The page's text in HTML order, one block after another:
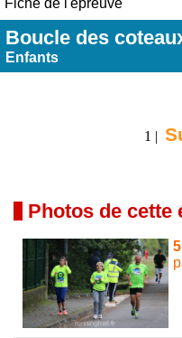
Fiche de l'épreuve
Boucle des
Enfants
1 |
Photos de cette